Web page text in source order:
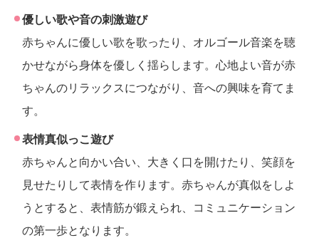
優しい歌や音の刺激遊び
赤ちゃんに優しい歌を歌ったり、オルゴール音楽を聴
かせながら身体を優しく揺らします。心地よい音が赤
ちゃんのリラックスにつながり、音への興味を育てま
す。
表情真似っこ遊び
赤ちゃんと向かい合い、大きく口を開けたり、笑顔を
見せたりして表情を作ります。赤ちゃんが真似をしよ
うとすると、表情筋が鍛えられ、コミュニケーション
の第一歩となります。